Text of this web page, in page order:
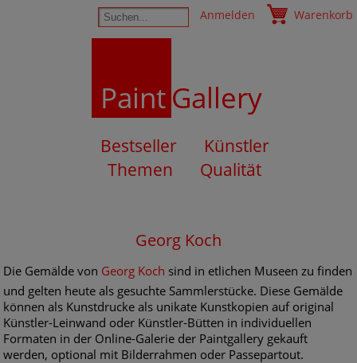
Anmelden Warenkorb
PaintGallery
Bestseller
Künstler
Themen
Qualität
Georg Koch
Die Gemälde von Georg Koch sind in etlichen Museen zu finden
und gelten heute als gesuchte Sammlerstücke. Diese Gemälde
können als Kunstdrucke als unikate Kunstkopien auf original
Künstler-Leinwand oder Künstler-Bütten in individuellen
Formaten in der Online-Galerie der Paintgallery gekauft
werden, optional mit Bilderrahmen oder Passepartout.